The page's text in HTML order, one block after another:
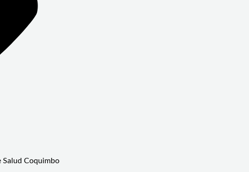
Salud Coquimbo